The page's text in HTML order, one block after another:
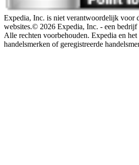
Expedia, Inc. is niet verantwoordelijk voor
websites.© 2026 Expedia, Inc. - een bedrijf
Alle rechten voorbehouden. Expedia en
handelsmerken of geregistreerde